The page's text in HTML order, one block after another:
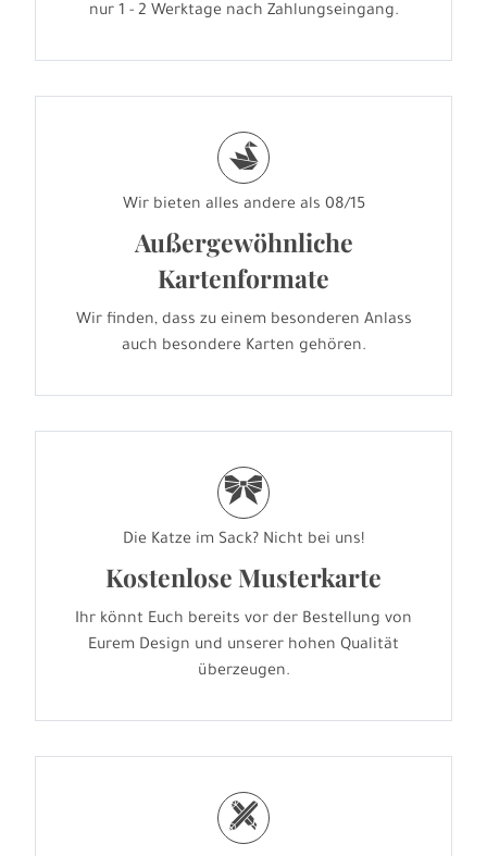
nur 1 - 2 Werktage nach Zahlungseingang.
s
Wir bieten alles andere als 08/15
Außergewöhnliche
Kartenformate
Wir finden, dass zu einem besonderen Anlass
auch besondere Karten gehören.
r
Die Katze im Sack? Nicht bei uns!
Kostenlose Musterkarte
Ihr könnt Euch bereits vor der Bestellung von
Eurem Design und unserer hohen Qualität
überzeugen.
h